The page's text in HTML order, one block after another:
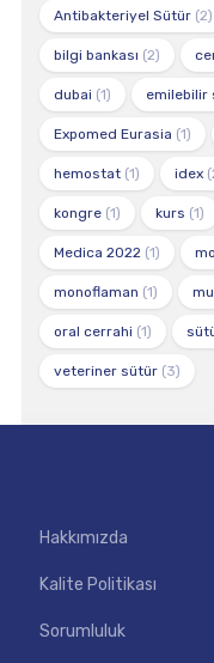
Antibakteriyel Sütür(2)
bilgi bankası (2)
dubai (1) emilebilir
Expomed Eurasia (1)
hemostat(1) idex
kongre(1) kurs (1)
Medica 2022 (1)
monoflaman (1)
oral cerrahi (1)
veteriner sütür(3)
Hakkımızda
Kalite Politikası
Sorumluluk